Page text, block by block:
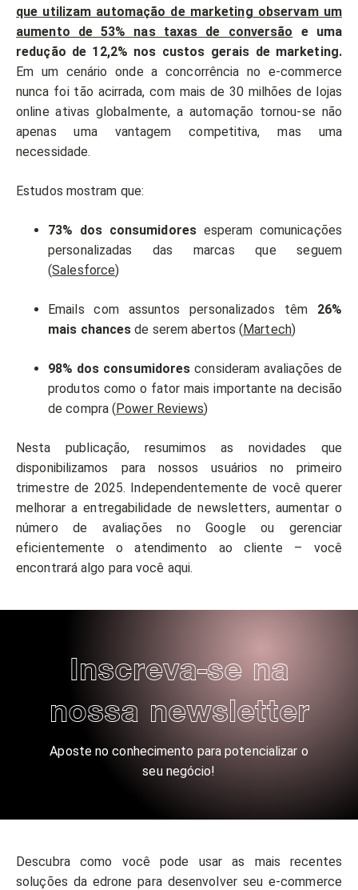
que utilizam automação de marketing observam um
aumento de 53% nas taxas de conversão e uma
redução de 12,2% nos custos gerais de marketing.
Em um cenário onde a concorrência no e-commerce
nunca foi tão acirrada, com mais de 30 milhões de lojas
online ativas globalmente, a automação tornou-se não
apenas uma vantagem competitiva, mas uma
necessidade.
Estudos mostram que:
73% dos consumidoresesperam comunicações
personalizadas das marcas que seguem
(Salesforce)
Emails com assuntos personalizados têm 26%
mais chances de serem abertos (Martech)
98% dos consumidores consideram avaliações de
produtos como o fator mais importante na decisão
de compra (Power Reviews)
Nesta publicação, resumimos as novidades que
disponibilizamos para nossos usuários no primeiro
trimestre de 2025. Independentemente de você querer
melhorar a entregabilidade de newsletters, aumentar o
número de avaliações no Google ou gerenciar
eficientemente o atendimento ao cliente – você
encontrará algo para você aqui.
Inscreva-se na
nossa newsletter
Aposte no conhecimento para potencializar o
seu negócio!
Descubra como você pode usar as mais recentes
soluções da edrone para desenvolver seu e-commerce